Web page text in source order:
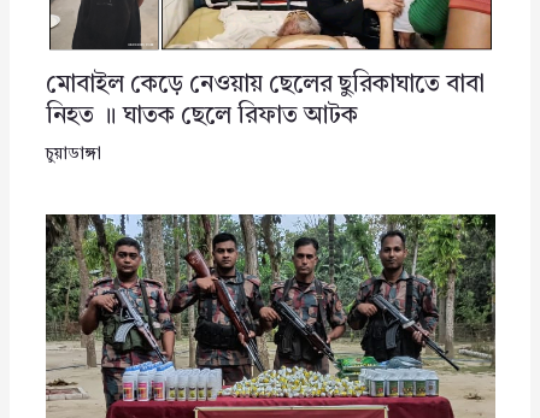
মোবাইল কেড়ে নেওয়ায় ছেলের ছুরিকাঘাতে বাবা
নিহত ॥ ঘাতক ছেলে রিফাত আটক
চুয়াডাঙ্গা